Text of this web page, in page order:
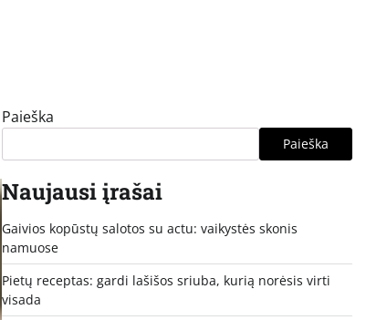
Paieška
Paieška
Naujausi įrašai
Gaivios kopūstų salotos su actu: vaikystės skonis
namuose
Pietų receptas: gardi lašišos sriuba, kurią norėsis virti
visada